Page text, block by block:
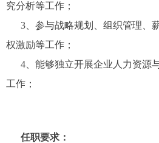
究分析等工作；
3、参与战略规划、组织管理、
权激励等工作；
4、能够独立开展企业人力资源
工作；
任职要求：